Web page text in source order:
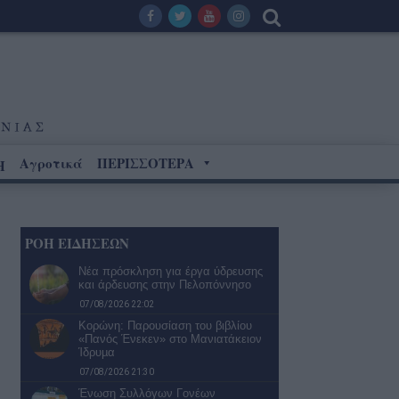
Αγροτικά ΠΕΡΙΣΣΟΤΕΡΑ
ΡΟΗ ΕΙΔΗΣΕΩΝ
Νέα πρόσκληση για έργα ύδρευσης
και άρδευσης στην Πελοπόννησο
07/08/2026 22:02
Κορώνη: Παρουσίαση του βιβλίου
«Πανός Ένεκεν» στο Μανιατάκειον
Ίδρυµα
07/08/2026 21:30
Ένωση Συλλόγων Γονέων